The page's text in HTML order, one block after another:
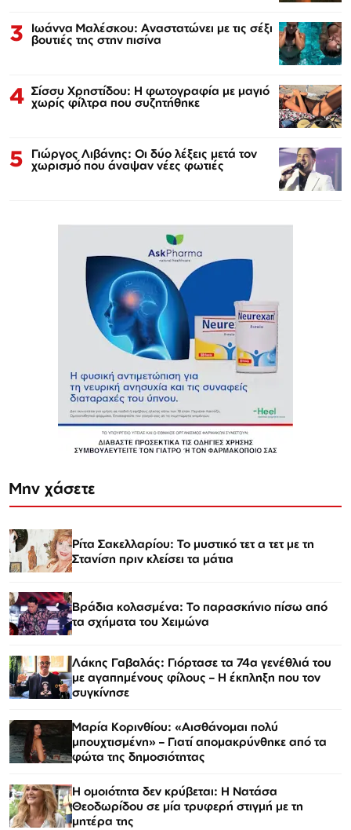
3 Ιωάννα Μαλέσκου: Αναστατώνει με τις σέξι
βουτιές της στην πισίνα
4 Σίσσυ Χρηστίδου: Η φωτογραφία με μαγιό
χωρίς φίλτρα που συζητήθηκε
5 Γιώργος Λιβάνης: Οι δύο λέξεις μετά τον
χωρισμό που άναψαν νέες φωτιές
Μην χάσετε
Ρίτα Σακελλαρίου: Το μυστικό τετ α τετ με τη
Στανίση πριν κλείσει τα μάτια
Βράδια κολασμένα: Το παρασκήνιο πίσω από
τα σχήματα του Χειμώνα
Λάκης Γαβαλάς: Γιόρτασε τα 74α γενέθλιά του
με αγαπημένους φίλους – Η έκπληξη που τον
συγκίνησε
Μαρία Κορινθίου: «Αισθάνομαι πολύ
μπουχτισμένη» – Γιατί απομακρύνθηκε από τα
φώτα της δημοσιότητας
Η ομοιότητα δεν κρύβεται: Η Νατάσα
Θεοδωρίδου σε μία τρυφερή στιγμή με τη
μητέρα της